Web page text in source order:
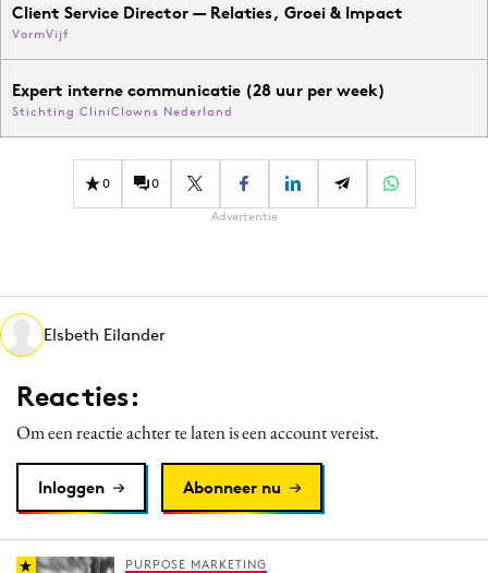
Client Service Director — Relaties, Groei & Impact
VormVijf
Expert interne communicatie (28 uur per week)
Stichting CliniClowns Nederland
0 0
Advertentie
Elsbeth Eilander
Reacties:
Om een reactie achter te laten is een account vereist.
Inloggen Abonneer nu
PURPOSE MARKETING